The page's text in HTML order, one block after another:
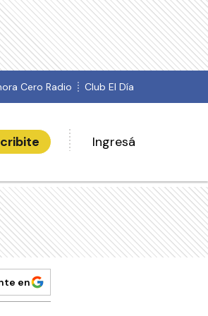
Cero Radio Club El Día
Ingresá
en